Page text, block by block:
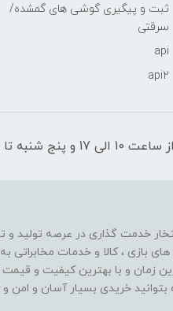
ثبت و پیگیری گوشی های گمشده/
سرقتی
api
api2
تا ساعت 13
بازی ، کالا و خدمات مخابراتی
زمان و با بهترین کیفیت و قیمت
بتوانید خریدی بسیار آسان و